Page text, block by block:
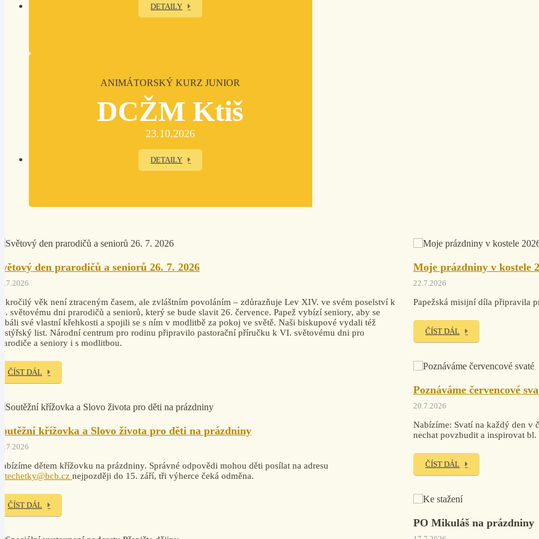
DETAILY
ANIMÁTORSKÝ KURZ JUNIOR
DCŽM Ktiš
23.10.2026
DETAILY
den prarodičů a seniorů 26. 7. 2026
věk není ztraceným časem, ale zvláštním povoláním – zdůrazňuje Lev XIV. ve svém poselství k
světovému dni prarodičů a seniorů, který se bude slavit 26. července. Papež vybízí seniory, aby se
své vlastní křehkosti a spojili se s ním v modlitbě za pokoj ve světě. Naši biskupové vydali též
list. Národní centrum pro rodinu připravilo pastorační příručku k VI. světovému dni pro
a seniory i s modlitbou.
ČÍST DÁL
křížovka a Slovo života pro děti na prázdniny
dětem křížovku na prázdniny. Správné odpovědi mohou děti posílat na adresu
nejpozději do 15. září, tři výherce čeká odměna.
ČÍST DÁL
Moje prázdniny v kostele
22.7.2026
Papežská misijní díla připravila
ČÍST DÁL
Poznáváme červencové
20.7.2026
Nabízíme: Svatí na každý den v
nechat povzbudit a inspirovat
ČÍST DÁL
PO Mikuláš na prázdniny